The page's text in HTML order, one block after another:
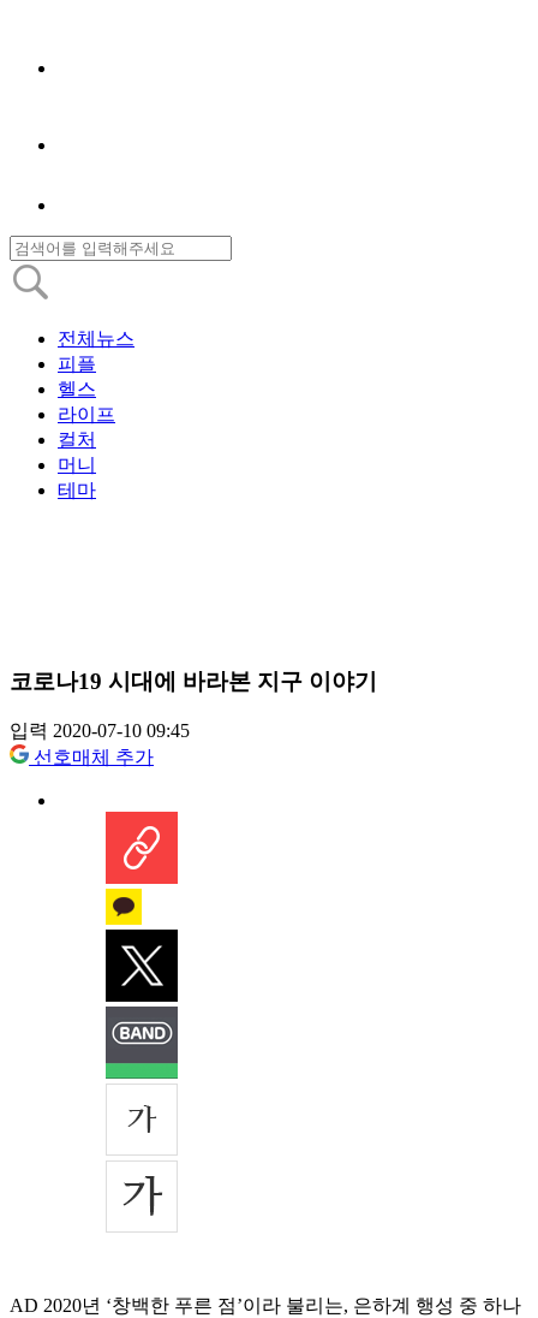
전체뉴스
피플
헬스
라이프
컬처
머니
테마
코로나19 시대에 바라본 지구 이야기
입력 2020-07-10 09:45
선호매체 추가
AD 2020년 ‘창백한 푸른 점’이라 불리는, 은하계 행성 중 하나